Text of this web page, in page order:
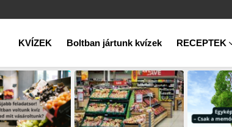
KVÍZEK Boltban jártunk kvízek RECEPTEK